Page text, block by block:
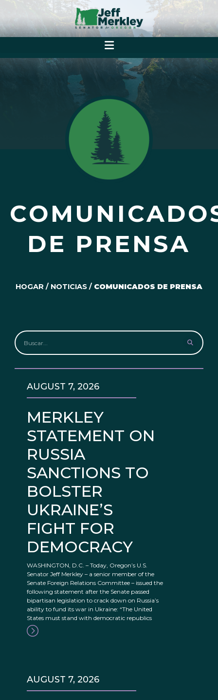
DE PRENSA
HOGAR / NOTICIAS / COMUNICADOS DE PRENSA
MERKLEY
STATEMENT ON
RUSSIA
SANCTIONS TO
BOLSTER
UKRAINE’S
FIGHT FOR
DEMOCRACY
AUGUST 7, 2026
WASHINGTON, D.C. – Today, Oregon’s U.S.
Senator Jeff Merkley – a senior member of the
Senate Foreign Relations Committee – issued the
following statement after the Senate passed
bipartisan legislation to crack down on Russia’s
ability to fund its war in Ukraine: “The United
States must stand with democratic republics
AUGUST 7, 2026